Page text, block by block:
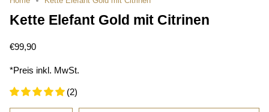
Kette Elefant Gold mit Citrinen
€99,90
*Preis inkl. MwSt.
(2)